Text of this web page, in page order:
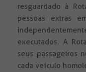
resguardado à
pessoas extras
executados. A
seus passageiros
cada veículo